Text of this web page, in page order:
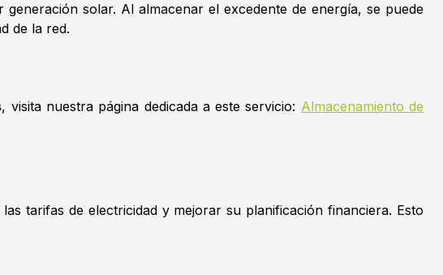
solar. Al almacenar el excedente de energía, se puede
de la red.
, visita nuestra página dedicada a este servicio: Almacenamiento de
tarifas de electricidad y mejorar su planificación financiera. Esto